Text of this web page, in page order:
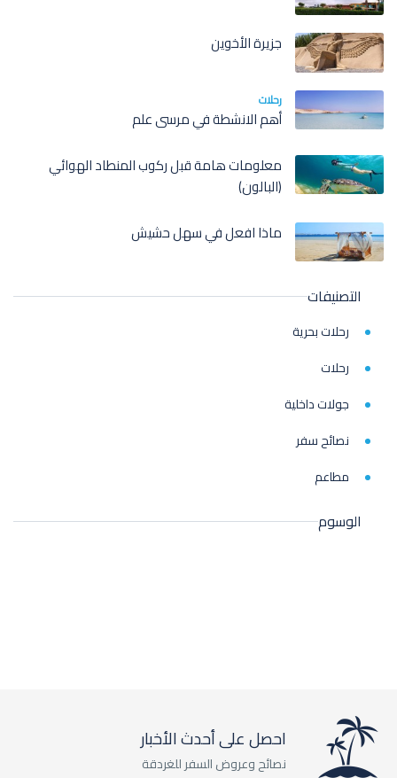
جزيرة الأخوين
رحلات
أهم الانشطة في مرسى علم
معلومات هامة قبل ركوب المنطاد الهوائي
(البالون)
ماذا افعل في سهل حشيش
التصنيفات
رحلات بحرية
رحلات
جولات داخلية
نصائح سفر
مطاعم
الوسوم
احصل على أحدث الأخبار
نصائح وعروض السفر للغردقة